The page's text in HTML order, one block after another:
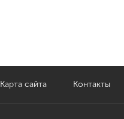
Карта сайта Контакты